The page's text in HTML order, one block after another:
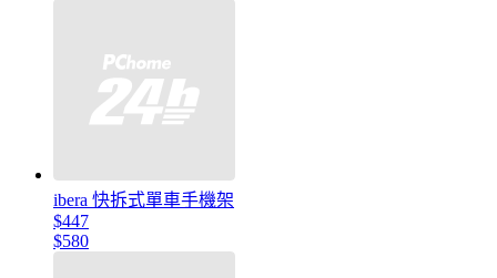
ibera 快拆式單車手機架
$447
$580